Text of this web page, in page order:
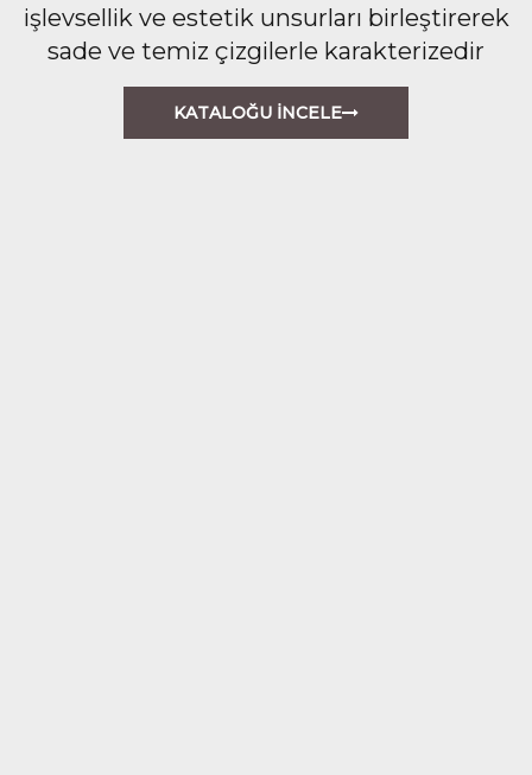
işlevsellik ve estetik unsurları birleştirerek
sade ve temiz çizgilerle karakterizedir
KATALOĞU İNCELE